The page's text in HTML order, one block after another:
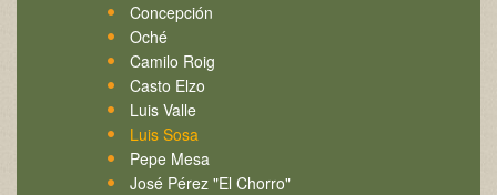
Concepción
Oché
Camilo Roig
Casto Elzo
Luis Valle
Luis Sosa
Pepe Mesa
José Pérez "El Chorro"